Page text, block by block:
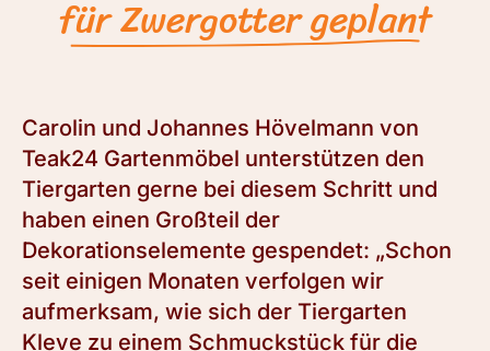
für Zwergotter geplant
Carolin und Johannes Hövelmann von
Teak24 Gartenmöbel unterstützen den
Tiergarten gerne bei diesem Schritt und
haben einen Großteil der
Dekorationselemente gespendet: „Schon
seit einigen Monaten verfolgen wir
aufmerksam, wie sich der Tiergarten
Kleve zu einem Schmuckstück für die